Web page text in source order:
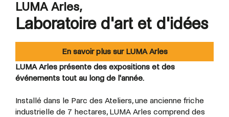
LUMA Arles,
Laboratoire d'art et d'idées
En savoir plus sur LUMA Arles
LUMA Arles présente des expositions et des
événements tout au long de l'année.
Installé dans le Parc des Ateliers, une ancienne friche
industrielle de 7 hectares, LUMA Arles comprend des